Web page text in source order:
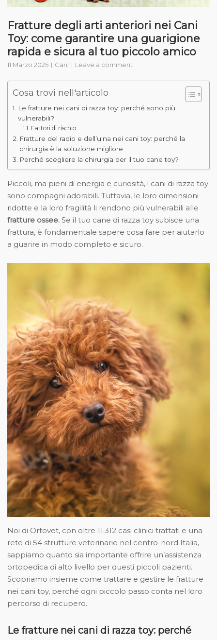
Fratture degli arti anteriori nei Cani
Toy: come garantire una guarigione
rapida e sicura al tuo piccolo amico
11 Marzo 2025 Cani Leave a comment
Cosa trovi nell'articolo
Le fratture nei cani di razza toy: perché sono più
vulnerabili?
Fattori di rischio:
Fratture del radio e dell’ulna nei cani toy: perché la
chirurgia è la soluzione migliore
Perché scegliere la chirurgia per il tuo cane toy?
Piccoli, ma pieni di energia e curiosità, i cani di razza toy
sono compagni adorabili. Tuttavia, le loro dimensioni
ridotte e la loro fragilità li rendono più vulnerabili alle
fratture ossee. Se il tuo cane di razza toy subisce una
frattura, è fondamentale sapere cosa fare per aiutarlo
a guarire in modo completo e sicuro.
Noi di Ortovet, con oltre 11.312 casi clinici trattati e una
rete di 54 strutture veterinarie nel centro-nord Italia,
sappiamo quanto sia importante offrire un’assistenza
ortopedica di alto livello per questi piccoli pazienti.
Scopriamo insieme come trattare e gestire le fratture
nei cani toy, perché ogni piccolo passo conta nel loro
percorso di recupero.
Le fratture nei cani di razza toy: perché